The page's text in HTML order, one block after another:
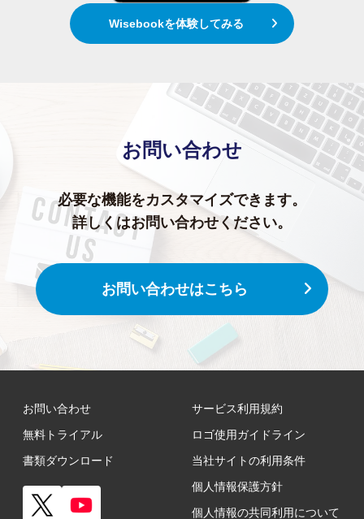
Wisebookを体験してみる
お問い合わせ
必要な機能をカスタマイズできます。
詳しくはお問い合わせください。
お問い合わせはこちら
お問い合わせ
無料トライアル
書類ダウンロード
サービス利用規約
ロゴ使用ガイドライン
当社サイトの利用条件
個人情報保護方針
個人情報の共同利用について